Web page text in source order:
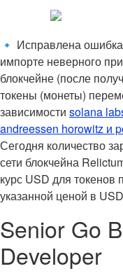
🔹 Исправлена
импорте неверного
блокчейне (после
токены (монеты)
зависимости solana
andreessen horowitz и
Сегодня количество
сети блокчейна
курс USD для токенов
указанной ценой в
Senior Go
Developer